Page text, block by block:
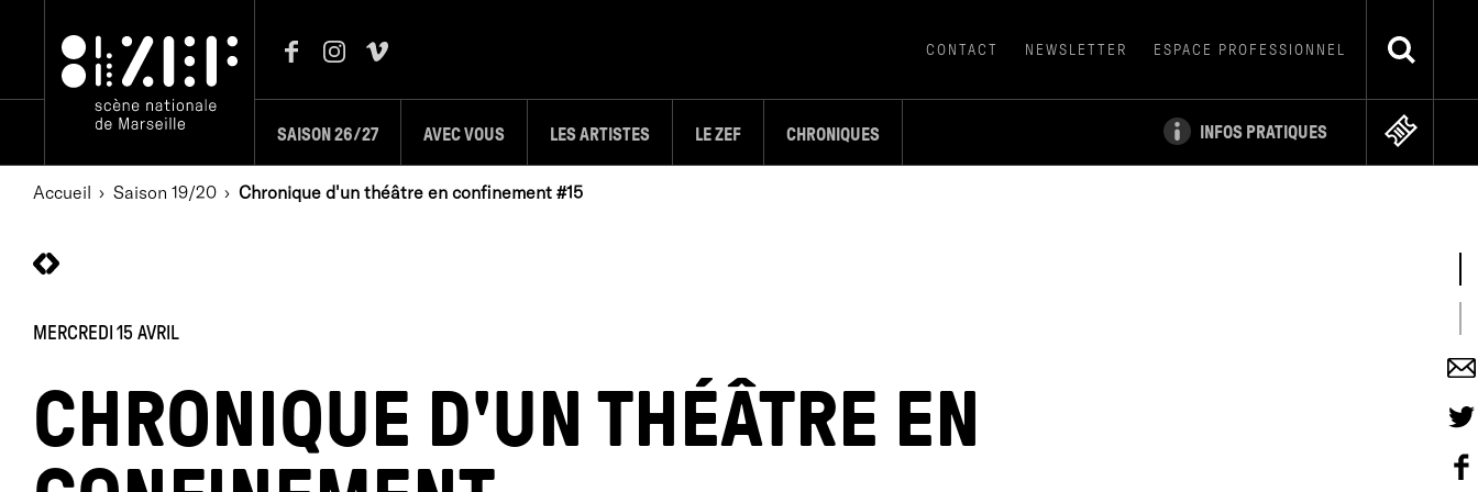
SAISON 26/27 AVEC VOUS LES ARTISTES LE ZEF CHRONIQUES INFOS PRATIQUES
CONTACT NEWSLETTER ESPACE PROFESSIONNEL
Accueil Saison 19/20 Chronique d'un théâtre en confinement #15
MERCREDI 15 AVRIL
CHRONIQUE D'UN THÉÂTRE EN